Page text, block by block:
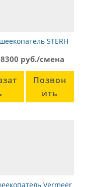
STERH
руб./смена
Позвон
ить
Vermeer